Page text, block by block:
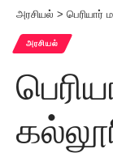
அரசியல் > பெரியார் மருந்தியல்
அரசியல்